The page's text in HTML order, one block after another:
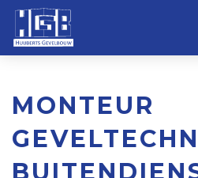
MONTEUR